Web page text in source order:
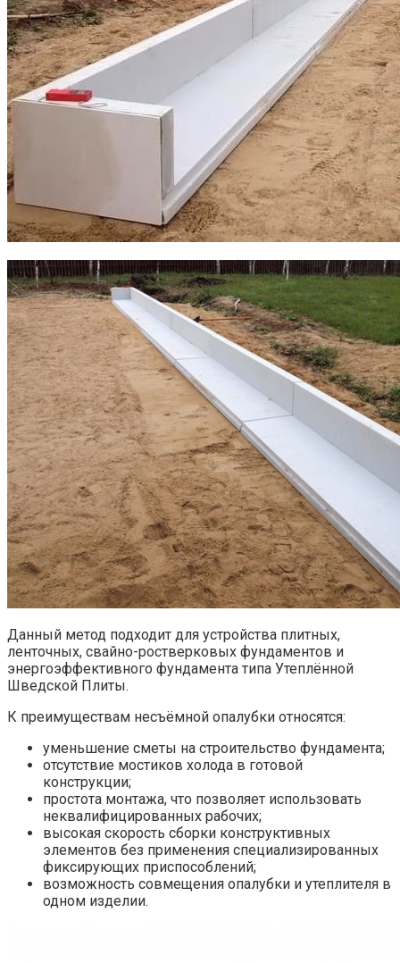
Данный метод подходит для устройства плитных,
ленточных, свайно-ростверковых фундаментов и
энергоэффективного фундамента типа Утеплённой
Шведской Плиты.
К преимуществам несъёмной опалубки относятся:
уменьшение сметы на строительство фундамента;
отсутствие мостиков холода в готовой
конструкции;
простота монтажа, что позволяет использовать
неквалифицированных рабочих;
высокая скорость сборки конструктивных
элементов без применения специализированных
фиксирующих приспособлений;
возможность совмещения опалубки и утеплителя в
одном изделии.